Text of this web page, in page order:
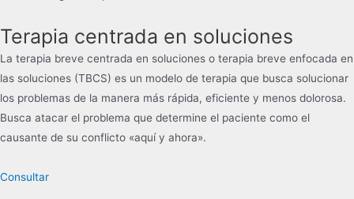
Terapia centrada en soluciones
La terapia breve centrada en soluciones o terapia breve enfocada en
las soluciones (TBCS) es un modelo de terapia que busca solucionar
los problemas de la manera más rápida, eficiente y menos dolorosa.
Busca atacar el problema que determine el paciente como el
causante de su conflicto «aquí y ahora».
Consultar